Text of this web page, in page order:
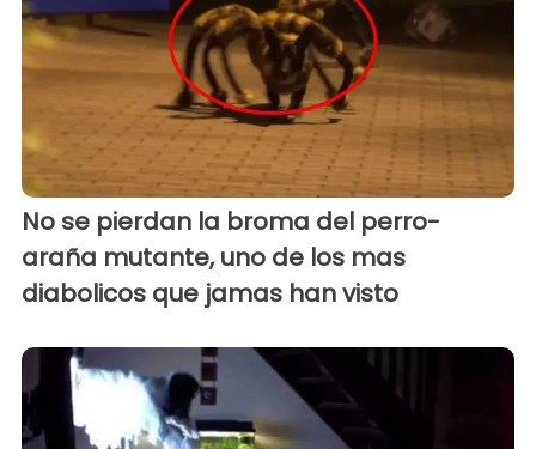
No se pierdan la broma del perro-
araña mutante, uno de los mas
diabolicos que jamas han visto